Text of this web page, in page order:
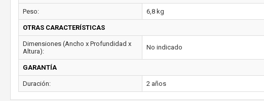
Peso: 6,8 kg
OTRAS CARACTERÍSTICAS
Dimensiones (Ancho x Profundidad x
Altura):
No indicado
GARANTÍA
Duración: 2 años